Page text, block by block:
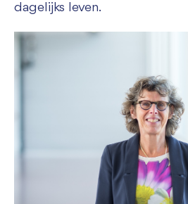
dagelijks leven.